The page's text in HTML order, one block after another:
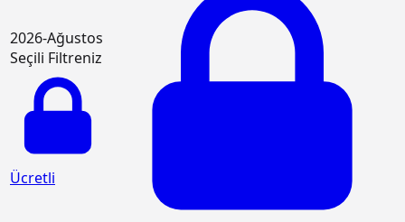
2026-Ağustos
Seçili Filtreniz
Ücretli